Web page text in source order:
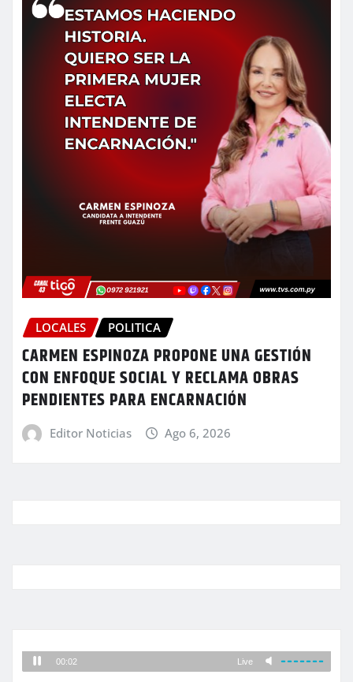
LOCALES POLITICA
CARMEN ESPINOZA PROPONE UNA GESTIÓN
CON ENFOQUE SOCIAL Y RECLAMA OBRAS
PENDIENTES PARA ENCARNACIÓN
Editor Noticias Ago 6, 2026